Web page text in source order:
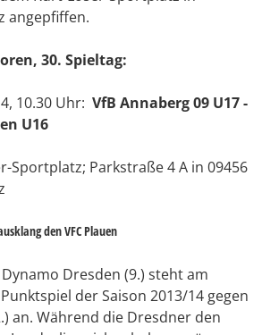
angepfiffen.
30. Spieltag:
10.30 Uhr: VfB Annaberg 09 U17 -
U16
Sportplatz; Parkstraße 4 A in 09456
den VFC Plauen
Dresden (9.) steht am
der Saison 2013/14 gegen
an. Während die Dresdner den